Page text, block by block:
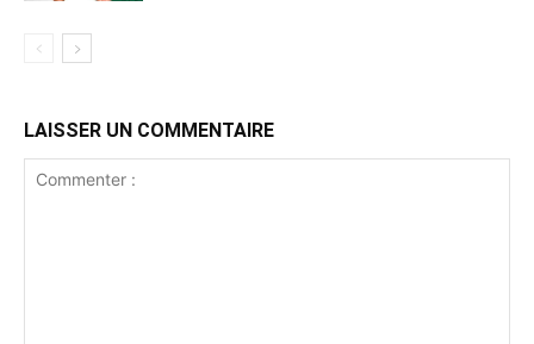
LAISSER UN COMMENTAIRE